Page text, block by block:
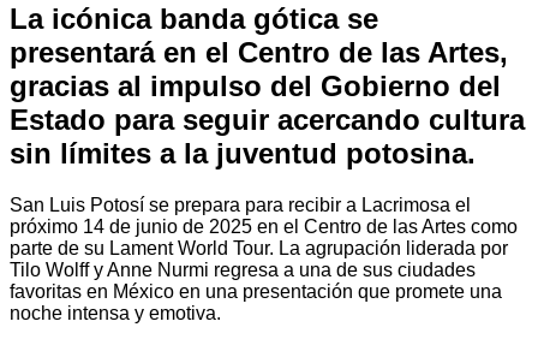
La icónica banda gótica se
presentará en el Centro de las Artes,
gracias al impulso del Gobierno del
Estado para seguir acercando cultura
sin límites a la juventud potosina.
San Luis Potosí se prepara para recibir a Lacrimosa el
próximo 14 de junio de 2025 en el Centro de las Artes como
parte de su Lament World Tour. La agrupación liderada por
Tilo Wolff y Anne Nurmi regresa a una de sus ciudades
favoritas en México en una presentación que promete una
noche intensa y emotiva.